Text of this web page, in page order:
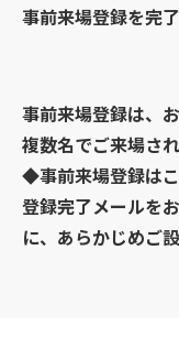
事前来場登録を完
事前来場登録は、
複数名でご来場さ
◆事前来場登録はこ
登録完了メールを
に、あらかじめご